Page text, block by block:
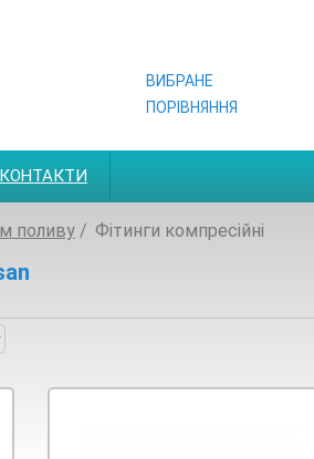
ВИБРАНЕ
ПОРІВНЯННЯ
КОНТАКТИ
поливу Фітинги компресійні